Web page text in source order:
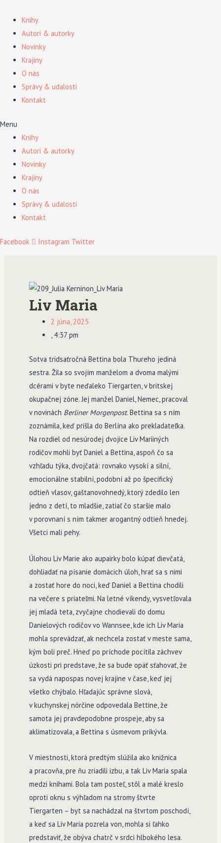
obsah
Knihy
Autori & autorky
Novinky
Krajiny
O nás
Správy & udalosti
Kontakt
Menu
Knihy
Autori & autorky
Novinky
Krajiny
O nás
Správy & udalosti
Kontakt
Facebook Instagram Twitter
Liv Maria
2 júna, 2025
,4:37 pm
Sotva tridsaťročná Bettina bola Thureho jediná
sestra. Žila so svojím manželom a dvoma malými
dcérami v byte neďaleko Tiergarten, v britskej
okupačnej zóne. Jej manžel Daniel, Nemec, pracoval
v novinách Berliner Morgenpost. Bettina sa s ním
zoznámila, keď prišla do Berlína ako prekladateľka.
Na rozdiel od nesúrodej dvojice Liv Mariiných
rodičov mohli byť Daniel a Bettina, aspoň čo sa
vzhľadu týka, dvojčatá: rovnako vysokí a silní,
emocionálne stabilní, podobní až po špecifický
odtieň vlasov, gaštanovohnedý, ktorý zdedilo len
jedno z detí, to mladšie, zatiaľ čo staršie malo
v porovnaní s ním takmer arogantný odtieň hnedej.
Všetci mali pehy.
Úlohou Liv Marie ako aupairky bolo kúpať dievčatá,
dohliadať na písanie domácich úloh, hrať sa s nimi
a zostať hore do noci, keď Daniel a Bettina chodili
na večere s priateľmi. Na letné víkendy, vysvetľovala
jej mladá teta, zvyčajne chodievali do domu
Danielových rodičov vo Wannsee, kde ich Liv Maria
mohla sprevádzať, ak nechcela zostať v meste sama,
kým boli preč. Hneď po príchode pocítila záchvev
úzkosti pri predstave, že sa bude opäť sťahovať, že
sa vydá napospas novej krajine v čase, keď jej
všetko chýbalo. Hľadajúc správne slová,
v kuchynskej nórčine odpovedala Bettine, že
samota jej pravdepodobne prospeje, aby sa
aklimatizovala, a Bettina s úsmevom prikývla.
V miestnosti, ktorá predtým slúžila ako knižnica
a pracovňa, pre ňu zriadili izbu, a tak Liv Maria spala
medzi knihami. Bola tam posteľ, stôl a malé kreslo
oproti oknu s výhľadom na stromy štvrte
Tiergarten – byt sa nachádzal na štvrtom poschodí,
a keď sa Liv Maria pozrela von, mohla si ľahko
predstaviť, že obýva chatrč v srdci hlbokého lesa.